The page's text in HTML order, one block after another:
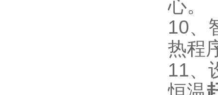
心。
10、
热程
11、